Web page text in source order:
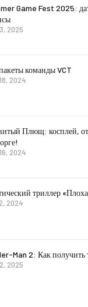
Game Fest 2025:
2025
команды VCT
2024
Плющ: косплей, от
2024
триллер
2024
Man 2: Как получить
2025